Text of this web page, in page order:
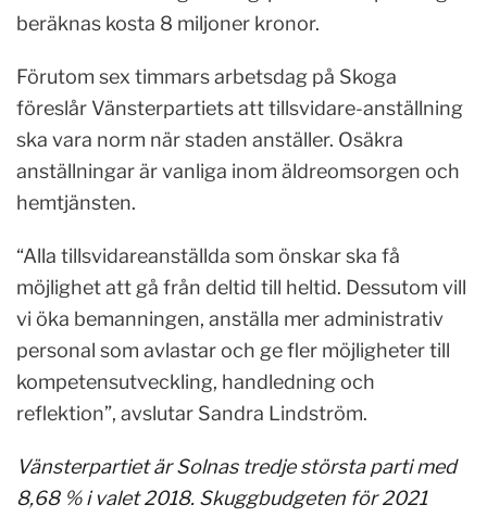
beräknas kosta 8 miljoner kronor.
Förutom sex timmars arbetsdag på Skoga
föreslår Vänsterpartiets att tillsvidare-anställning
ska vara norm när staden anställer. Osäkra
anställningar är vanliga inom äldreomsorgen och
hemtjänsten.
“Alla tillsvidareanställda som önskar ska få
möjlighet att gå från deltid till heltid. Dessutom vill
vi öka bemanningen, anställa mer administrativ
personal som avlastar och ge fler möjligheter till
kompetensutveckling, handledning och
reflektion”, avslutar Sandra Lindström.
Vänsterpartiet är Solnas tredje största parti med
8,68 % i valet 2018. Skuggbudgeten för 2021